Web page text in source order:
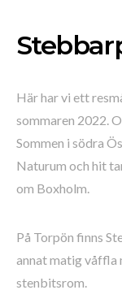
Här har vi ett
sommaren 2022.
Sommen i södra
Naturum och hit
om Boxholm.
På Torpön finns
annat matig våffla
stenbitsrom.